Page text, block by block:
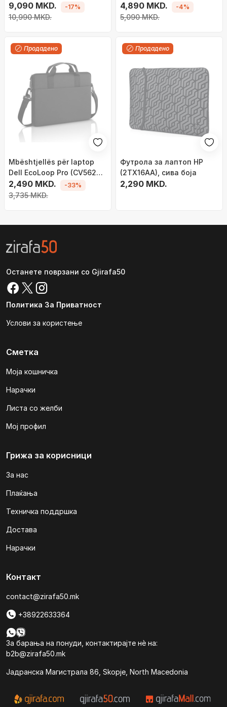
9,090 MKD.
10,990 MKD.
-17%
црна
4,890 MKD.
5,090 MKD.
-4%
Продадено
Mbështjellës për laptop
Dell EcoLoop Pro (CV5623),
16", i zi
2,490 MKD.
3,735 MKD.
-33%
Продадено
Футрола за лаптоп HP
(2TX16AA), сива боја
2,290 MKD.
Останете поврзани со Gjirafa50
Политика За Приватност
Услови за користење
Сметка
Моја кошничка
Нарачки
Листа со желби
Мој профил
Грижа за корисници
За нас
Плаќања
Техничка поддршка
Достава
Нарачки
Контакт
contact@zirafa50.mk
+38922633364
За барања на понуди, контактирајте нѐ на:
b2b@zirafa50.mk
Jадранска Магистрала 86, Skopje, North Macedonia